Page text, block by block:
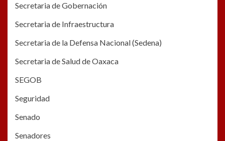
Secretaria de Gobernación
Secretaria de Infraestructura
Secretaria de la Defensa Nacional (Sedena)
Secretaria de Salud de Oaxaca
SEGOB
Seguridad
Senado
Senadores